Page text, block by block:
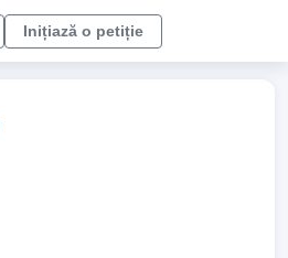
Inițiază o petiție